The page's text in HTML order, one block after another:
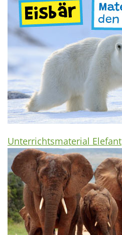
Unterrichtsmaterial Elefant